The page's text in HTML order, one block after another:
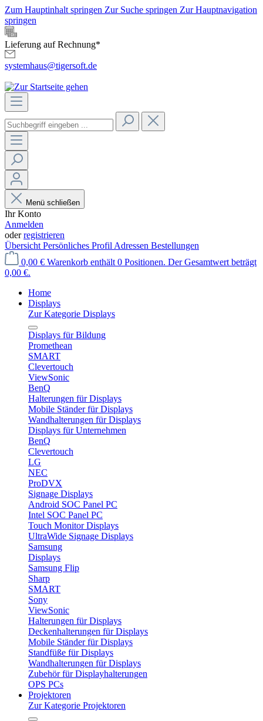
Zum Hauptinhalt springen Zur Suche springen Zur Hauptnavigation
springen
Lieferung auf Rechnung*
systemhaus@tigersoft.de
Menü schließen
Ihr Konto
Anmelden
oderregistrieren
Übersicht Persönliches Profil Adressen Bestellungen
0,00 € Warenkorb enthält 0 Positionen. Der Gesamtwert beträgt
0,00 €.
Home
Displays
Zur Kategorie Displays
Displays für Bildung
Promethean
SMART
Clevertouch
ViewSonic
BenQ
Halterungen für Displays
Mobile Ständer für Displays
Wandhalterungen für Displays
Displays für Unternehmen
BenQ
Clevertouch
LG
NEC
ProDVX
Signage Displays
Android SOC Panel PC
Intel SOC Panel PC
Touch Monitor Displays
UltraWide Signage Displays
Samsung
Displays
Samsung Flip
Sharp
SMART
Sony
ViewSonic
Halterungen für Displays
Deckenhalterungen für Displays
Mobile Ständer für Displays
Standfüße für Displays
Wandhalterungen für Displays
Zubehör für Displayhalterungen
OPS PCs
Projektoren
Zur Kategorie Projektoren